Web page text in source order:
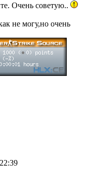
Очень советую..
не могу,но очень